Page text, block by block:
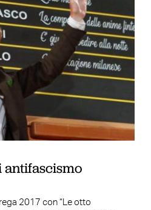
2017 con “Le otto